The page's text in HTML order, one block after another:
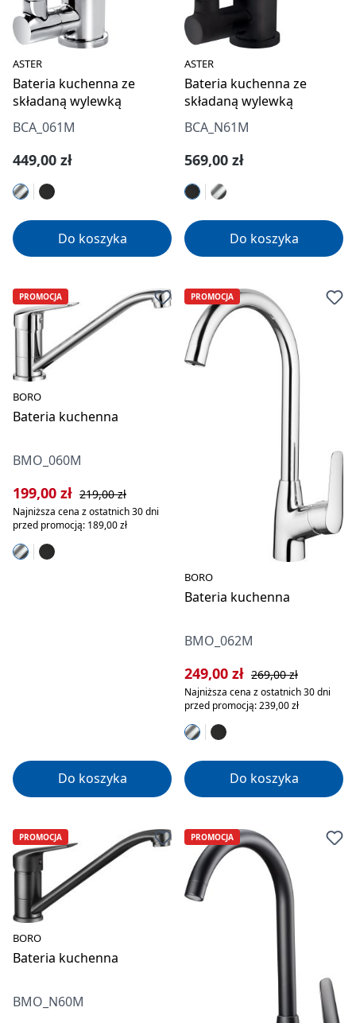
ASTER
Bateria kuchenna ze
składaną wylewką
BCA_061M
Cena regularna:
449,00 zł
Do koszyka
ASTER
Bateria kuchenna ze
składaną wylewką
BCA_N61M
Cena regularna:
569,00 zł
Do koszyka
PROMOCJA
BORO
Bateria kuchenna
BMO_060M
Cena sprzedaży:
199,00 zł Cena regularna:
219,00 zł
Najniższa cena z ostatnich 30 dni
przed promocją: 189,00 zł
Do koszyka
PROMOCJA
BORO
Bateria kuchenna
BMO_062M
Cena sprzedaży:
249,00 zł Cena regularna:
269,00 zł
Najniższa cena z ostatnich 30 dni
przed promocją: 239,00 zł
Do koszyka
PROMOCJA
BORO
Bateria kuchenna
BMO_N60M
PROMOCJA